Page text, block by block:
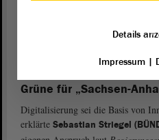
Die sei ein wichtiges Instrument
Grüne für „Sachsen-
Digitalisierung sei die Basis von
erklärte Sebastian Striegel
Details
Impressum|